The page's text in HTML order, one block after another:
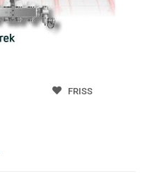
FRISS